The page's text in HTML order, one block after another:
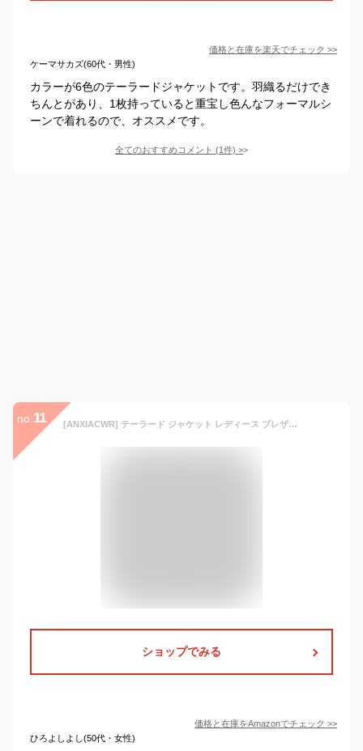
価格と在庫を楽天でチェック >>
ケーマサカズ(60代・男性)
カラーが6色のテーラードジャケットです。羽織るだけでき
ちんとがあり、1枚持っていると重宝し色んなフォーマルシ
ーンで着れるので、オススメです。
全てのおすすめコメント (1件) >
no. 11 [ANXIACWR] テーラード ジャケット レディース ブレザー 大きいサイズ 長袖 スーツ オフィス カジュアル 春 秋 アウター フォーマル シンプル 通勤 2つボタン 無地 上品 黒 (JP, アルファベット, M, ネイビー)
ショップでみる
価格と在庫をAmazonでチェック >>
ひろよしよし(50代・女性)